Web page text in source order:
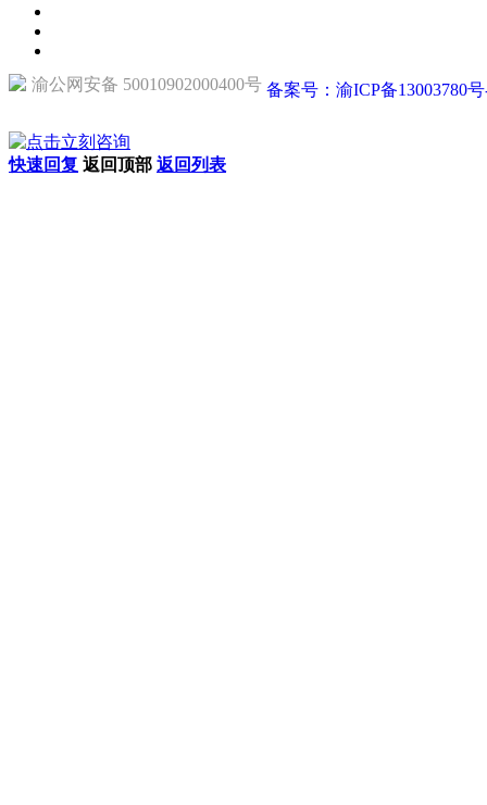
渝公网安备 50010902000400号 备案号：渝ICP备13003780
快速回复 返回顶部 返回列表